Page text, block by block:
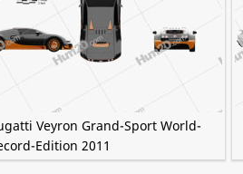
Veyron Grand-Sport World-
Edition 2011